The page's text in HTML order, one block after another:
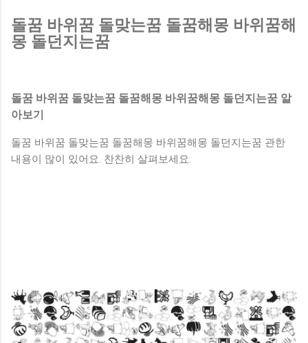
수렁에 빠지는 꿈을 꾸었다면 생활이나 사업상 많은 곤경에 처
하게 된다. 흙이쌓여있는꿈 [ 흙 속에서 물건이 나오는 꿈 ] 흙
속에서 물건이 나오는 꿈을 꾸었다면 실직자라면 유일한 소득
면 하는 일이 크게 성공하거나 권세를 얻게 된다. 흙이무너지
는꿈 [ 흙으로 사람이나 동물, 어떤 형상을 빚는 꿈 ] 흙으로 사
람이나 동물, 어떤 형상을 빚는 꿈을 꾸면 창작활동을 하거나 사
업을 꾸려나가게 되며, 여러 차례 어려움을 극복하고 노력한 대
가를 거두게 된다. 황토흙꿈 [ 흙을 파내서 차나 수레에 실어
돌꿈 바위꿈 돌맞는꿈 돌꿈해몽 바위꿈해
몽 돌던지는꿈
돌꿈 바위꿈 돌맞는꿈 돌꿈해몽 바위꿈해몽 돌던지는꿈 알
아보기
돌꿈 바위꿈 돌맞는꿈 돌꿈해몽 바위꿈해몽 돌던지는꿈 관한
내용이 많이 있어요. 찬찬히 살펴보세요.